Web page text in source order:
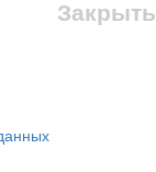
Закрыть